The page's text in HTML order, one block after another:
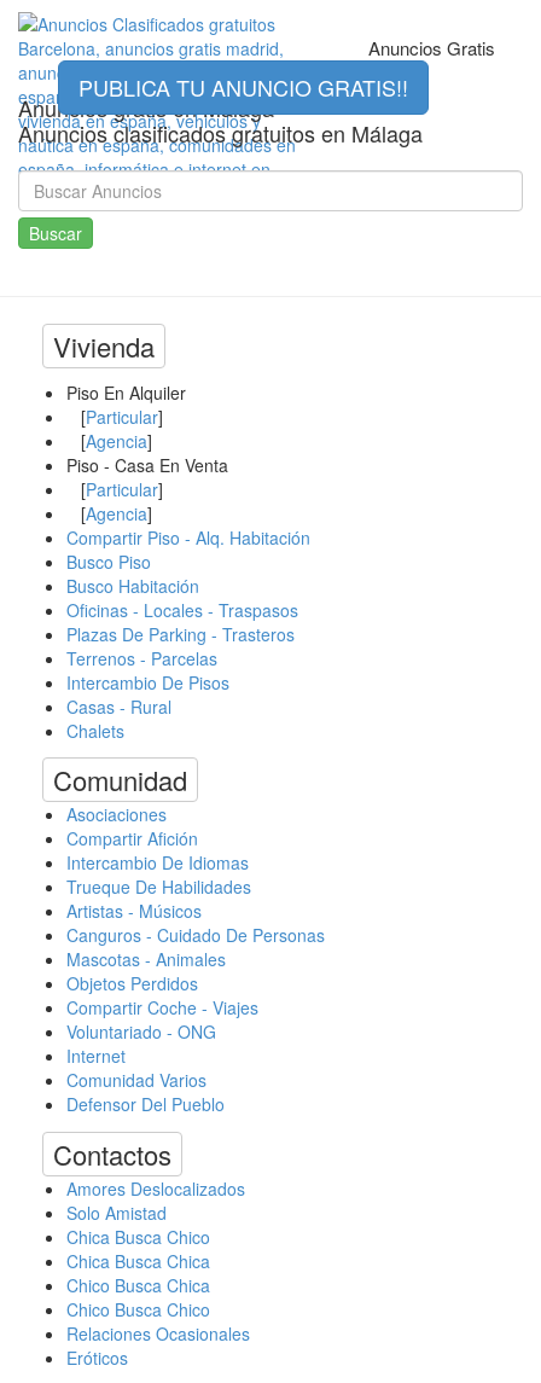
Anuncios Gratis
Anuncios gratis en Málaga
Anuncios clasificados gratuitos en Málaga
Buscar
PUBLICA TU ANUNCIO GRATIS!!
Vivienda
Piso En Alquiler
[Particular]
[Agencia]
Piso - Casa En Venta
[Particular]
[Agencia]
Compartir Piso - Alq. Habitación
Busco Piso
Busco Habitación
Oficinas - Locales - Traspasos
Plazas De Parking - Trasteros
Terrenos - Parcelas
Intercambio De Pisos
Casas - Rural
Chalets
Comunidad
Asociaciones
Compartir Afición
Intercambio De Idiomas
Trueque De Habilidades
Artistas - Músicos
Canguros - Cuidado De Personas
Mascotas - Animales
Objetos Perdidos
Compartir Coche - Viajes
Voluntariado - ONG
Internet
Comunidad Varios
Defensor Del Pueblo
Contactos
Amores Deslocalizados
Solo Amistad
Chica Busca Chico
Chica Busca Chica
Chico Busca Chica
Chico Busca Chico
Relaciones Ocasionales
Eróticos